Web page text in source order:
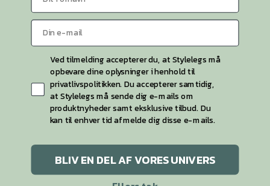
KONTAKT OS
Kontaktside
Telefon: 26 55 26 49
Stylelegs 2026 © | CVR 40786945 | Etableret 2015
Ved tilmelding accepterer du, at Stylelegs må
opbevare dine oplysninger i henhold til
privatlivspolitikken. Du accepterer samtidig,
at Stylelegs må sende dig e-mails om
produktnyheder samt eksklusive tilbud. Du
kan til enhver tid afmelde dig disse e-mails.
BLIV EN DEL AF VORES UNIVERS